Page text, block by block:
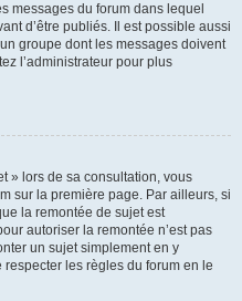
messages du forum dans lequel
d’être publiés. Il est possible aussi
groupe dont les messages doivent
l’administrateur pour plus
» lors de sa consultation, vous
sur la première page. Par ailleurs, si
la remontée de sujet est
autoriser la remontée n’est pas
un sujet simplement en y
les règles du forum en le